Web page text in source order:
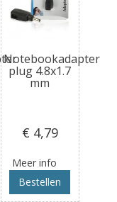
Notebookadapter
plug 4.8x1.7
mm
€ 4,79
Meer info
Bestellen